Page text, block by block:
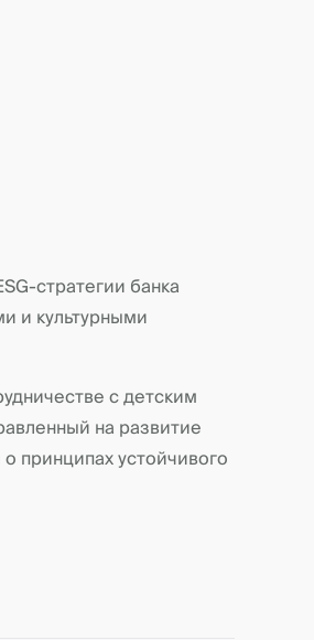
стратегии банка
и культурными
с детским
на развитие
принципах устойчивого